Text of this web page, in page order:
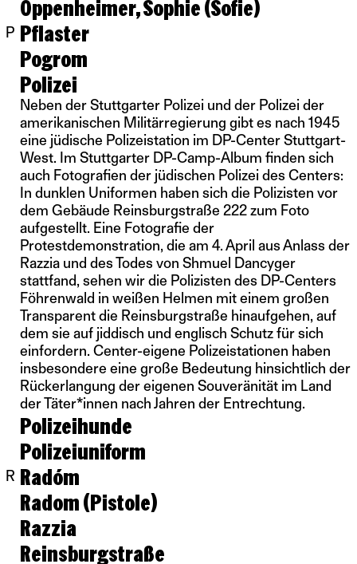
Oppenheimer, Sophie (Sofie)
P Pflaster
Pogrom
Polizei
Neben der Stuttgarter Polizei und der Polizei der
amerikanischen Militärregierung gibt es nach 1945
eine jüdische Polizeistation im DP-Center Stuttgart-
West. Im Stuttgarter DP-Camp-Album finden sich
auch Fotografien der jüdischen Polizei des Centers:
In dunklen Uniformen haben sich die Polizisten vor
dem Gebäude Reinsburgstraße 222 zum Foto
aufgestellt. Eine Fotografie der
Protestdemonstration, die am 4. April aus Anlass der
Razzia und des Todes von Shmuel Dancyger
stattfand, sehen wir die Polizisten des DP-Centers
Föhrenwald in weißen Helmen mit einem großen
Transparent die Reinsburgstraße hinaufgehen, auf
dem sie auf jiddisch und englisch Schutz für sich
einfordern. Center-eigene Polizeistationen haben
insbesondere eine große Bedeutung hinsichtlich der
Rückerlangung der eigenen Souveränität im Land
der Täter*innen nach Jahren der Entrechtung.
Polizeihunde
Polizeiuniform
R Radóm
Radom (Pistole)
Razzia
Reinsburgstraße